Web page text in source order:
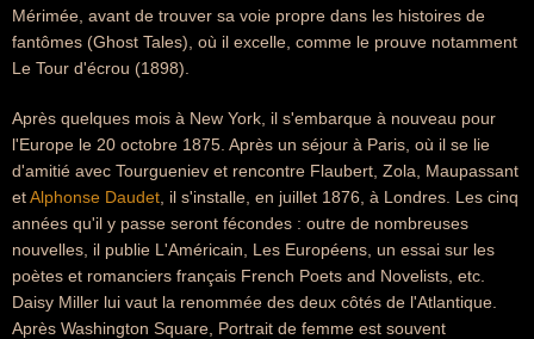
Mérimée, avant de trouver sa voie propre dans les histoires de
fantômes (Ghost Tales), où il excelle, comme le prouve notamment
Le Tour d'écrou (1898).
Après quelques mois à New York, il s'embarque à nouveau pour
l'Europe le 20 octobre 1875. Après un séjour à Paris, où il se lie
d'amitié avec Tourgueniev et rencontre Flaubert, Zola, Maupassant
etAlphonse Daudet , il s'installe, en juillet 1876, à Londres. Les cinq
années qu'il y passe seront fécondes : outre de nombreuses
nouvelles, il publie L'Américain, Les Européens, un essai sur les
poètes et romanciers français French Poets and Novelists, etc.
Daisy Miller lui vaut la renommée des deux côtés de l'Atlantique.
Après Washington Square, Portrait de femme est souvent